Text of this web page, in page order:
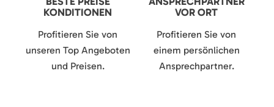
KONDITIONEN
Profitieren Sie von
unseren Top Angeboten
und Preisen.
VOR ORT
Profitieren Sie von
einem persönlichen
Ansprechpartner.